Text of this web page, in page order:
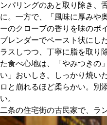
CULTURE
すべて
おすすめの展覧
ンパリングのあと取り除き、
に。一方で、「風味に厚みや
ーのクローブの香りを味のポ
ブレンダーでペースト状にし
ラスしつつ、丁寧に脂を取り
た食べ心地は、「やみつきの
い」おいしさ。しっかり焼い
ロと崩れるほど柔らかい。別
い。
二条の住宅街の古民家で、ラ